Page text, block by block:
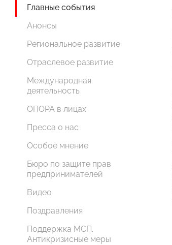
Главные события
Анонсы
Региональное развитие
Отраслевое развитие
Международная
деятельность
ОПОРА в лицах
Пресса о нас
Особое мнение
Бюро по защите прав
предпринимателей
Видео
Поздравления
Поддержка МСП.
Антикризисные меры